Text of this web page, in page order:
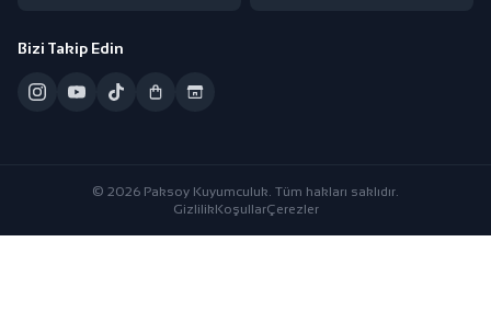
Bizi Takip Edin
© 2026 Paksoy Kuyumculuk. Tüm hakları saklıdır.
GizlilikKoşullarÇerezler